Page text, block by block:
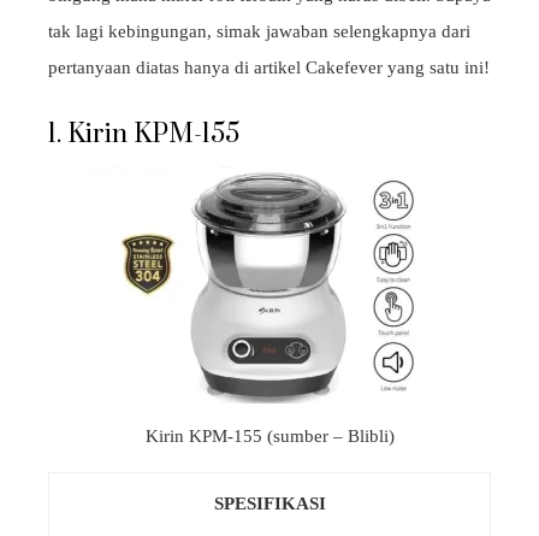
tak lagi kebingungan, simak jawaban selengkapnya dari
pertanyaan diatas hanya di artikel Cakefever yang satu ini!
1. Kirin KPM-155
Kirin KPM-155 (sumber – Blibli)
SPESIFIKASI